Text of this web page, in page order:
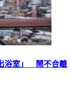
浴室」 鬧不合離